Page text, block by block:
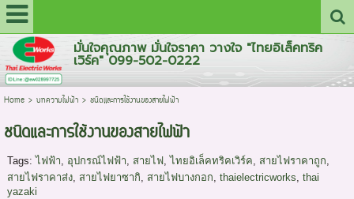
มั่นใจคุณภาพ มั่นใจราคา วางใจ "ไทยอิเล็คทริค
เวิร์ค" 099-502-0222
Home> บทความไฟฟ้า> ชนิดและการใช้งานของสายไฟฟ้า
ชนิดและการใช้งานของสายไฟฟ้า
Tags:ไฟฟ้า, อุปกรณ์ไฟฟ้า, สายไฟ,ไทยอิเล็คทริคเวิร์ค, สายไฟราคาถูก,
สายไฟราคาส่ง, สายไฟยาซากิ, สายไฟบางกอก, thaielectricworks, thai
yazaki